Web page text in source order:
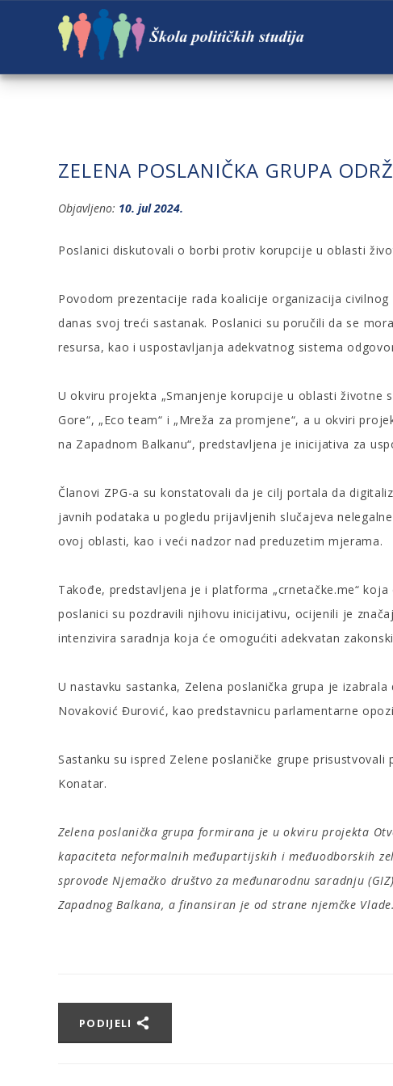
ZELENA POSLANIČKA GRUPA
Objavljeno: 10. jul 2024.
Poslanici diskutovali o borbi protiv korupcije u oblasti
Povodom prezentacije rada koalicije organizacija
danas svoj treći sastanak. Poslanici su poručili da se
resursa, kao i uspostavljanja adekvatnog sistema
U okviru projekta „Smanjenje korupcije u oblasti životne
Gore“, „Eco team“ i „Mreža za promjene“, a u okviri
na Zapadnom Balkanu“, predstavljena je inicijativa za
Članovi ZPG-a su konstatovali da je cilj portala da
javnih podataka u pogledu prijavljenih slučajeva
ovoj oblasti, kao i veći nadzor nad preduzetim mjerama.
Takođe, predstavljena je i platforma „crnetačke.me“
poslanici su pozdravili njihovu inicijativu, ocijenili je
intenzivira saradnja koja će omogućiti adekvatan
U nastavku sastanka, Zelena poslanička grupa je
Novaković Đurović, kao predstavnicu parlamentarne
Sastanku su ispred Zelene poslaničke grupe
Konatar.
Zelena poslanička grupa formirana je u okviru projekta
kapaciteta neformalnih međupartijskih i međuodborskih
sprovode Njemačko društvo za međunarodnu saradnju
Zapadnog Balkana, a finansiran je od strane njemčke Vlade.
PODIJELI